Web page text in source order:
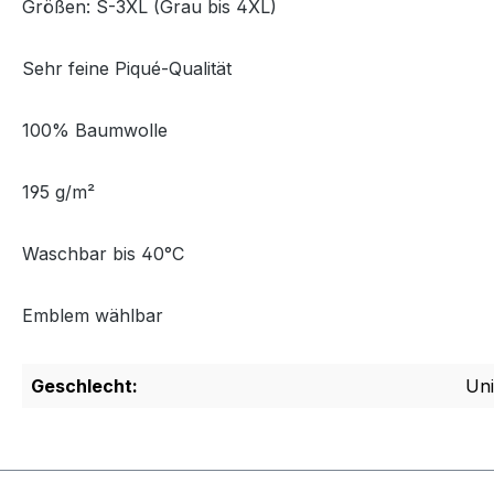
Größen: S-3XL (Grau bis 4XL)
Sehr feine Piqué-Qualität
100% Baumwolle
195 g/m²
Waschbar bis 40°C
Emblem wählbar
Geschlecht: